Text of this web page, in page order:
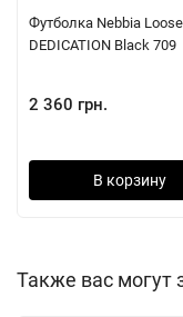
Футболка Nebbia
DEDICATION Black 709
2 360 грн.
В корзину
Также вас могут